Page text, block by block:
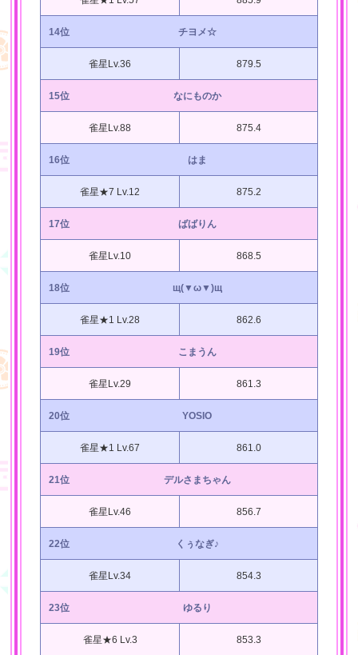
14位 チヨメ☆
雀星Lv.36 879.5
15位 なにものか
雀星Lv.88 875.4
16位 はま
雀星★7 Lv.12 875.2
17位 ばばりん
雀星Lv.10 868.5
18位 щ(▼ω▼)щ
雀星★1 Lv.28 862.6
19位 こまうん
雀星Lv.29 861.3
20位 YOSIO
雀星★1 Lv.67 861.0
21位 デルさまちゃん
雀星Lv.46 856.7
22位 くぅなぎ♪
雀星Lv.34 854.3
23位 ゆるり
雀星★6 Lv.3 853.3